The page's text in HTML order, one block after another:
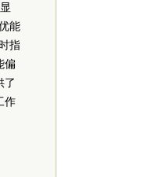
能
指
偏
了
作